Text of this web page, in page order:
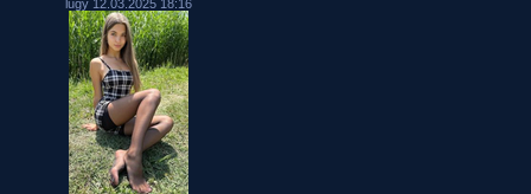
lugy 12.03.2025 18:16